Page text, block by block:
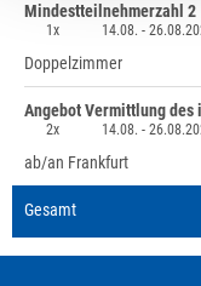
Mindestteilnehmerzahl 2
1x 14.08. -
Doppelzimmer
Angebot Vermittlung
2x 14.08. -
ab/an Frankfurt
Gesamt